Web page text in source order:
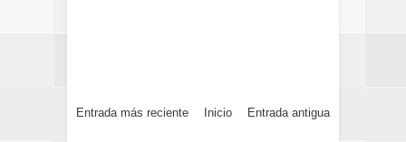
Entrada más reciente Entrada antigua
Inicio